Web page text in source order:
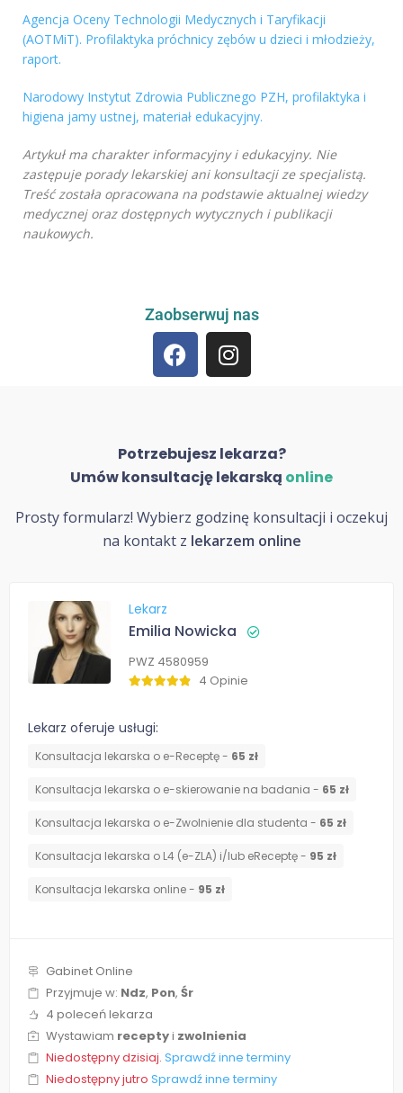
Agencja Oceny Technologii Medycznych i Taryfikacji
(AOTMiT). Profilaktyka próchnicy zębów u dzieci i młodzieży,
raport.
Narodowy Instytut Zdrowia Publicznego PZH, profilaktyka i
higiena jamy ustnej, materiał edukacyjny.
Artykuł ma charakter informacyjny i edukacyjny. Nie
zastępuje porady lekarskiej ani konsultacji ze specjalistą.
Treść została opracowana na podstawie aktualnej wiedzy
medycznej oraz dostępnych wytycznych i publikacji
naukowych.
Zaobserwuj nas
Potrzebujesz lekarza?
Umów konsultację lekarską online
Prosty formularz! Wybierz godzinę konsultacji i oczekuj
na kontakt z lekarzem online
Lekarz
Emilia Nowicka
PWZ 4580959
4 Opinie
Lekarz oferuje usługi:
Konsultacja lekarska o e-Receptę - 65 zł
Konsultacja lekarska o e-skierowanie na badania - 65 zł
Konsultacja lekarska o e-Zwolnienie dla studenta - 65 zł
Konsultacja lekarska o L4 (e-ZLA) i/lub eReceptę - 95 zł
Konsultacja lekarska online - 95 zł
Gabinet Online
Przyjmuje w: Ndz, Pon, Śr
4 poleceń lekarza
Wystawiam receptyi zwolnienia
Niedostępny dzisiaj. Sprawdź inne terminy
Niedostępny jutro Sprawdź inne terminy